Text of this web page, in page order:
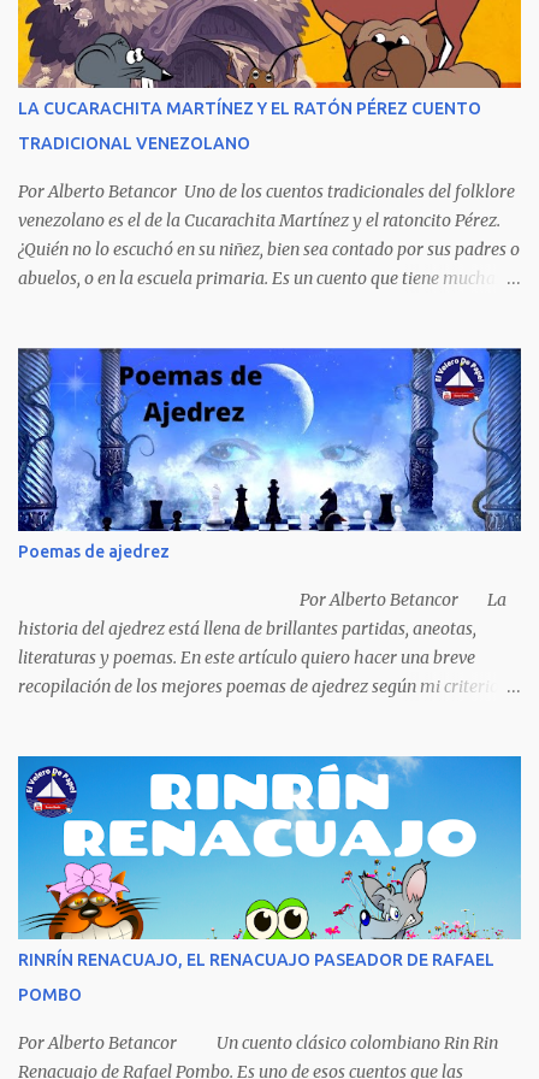
extraordinario contenido y detalla, cambiando los nombres de los
personajes, cuatro crímenes que conmocionaron a la sociedad
venezolana y cuyos presuntos autores quedaron en libertad, pese a
tener la policía pruebas e indicios suficientes de culpabilidad. La
porque refleja los males del poder judicial y de la sociedad
venezolana, tráfico...
LA CUCARACHITA MARTÍNEZ Y EL RATÓN PÉREZ CUENTO
TRADICIONAL VENEZOLANO
Por Alberto Betancor Uno de los cuentos tradicionales del folklore
venezolano es el de la Cucarachita Martínez y el ratoncito Pérez.
¿Quién no lo escuchó en su niñez, bien sea contado por sus padres o
abuelos, o en la escuela primaria. Es un cuento que tiene muchas
hablaban, hace mucho, mucho tiempo, una Cucarachita llamada
Martínez que estaba barriendo el zaguán (porche) de su casa,
cuando vio algo que brillaba, se sorprendió y se emocionó al ver lo
que veían sus ojos, era un mediecito (moneda de cinco céntimos).
La recogió y se preguntó de quien sería, pero al ver que no era de
nadie se la guardó en el bolsillo y siguió barriendo y pensando que
podría comprar, pensó en comprar una casa, pero desecho la idea
porque ya tenía una casa, pensó en un carro (coche), pero desecho
la idea porque no sabía manejar (conducir) al final se le ocurrió
comprarse un vestido y...
Poemas de ajedrez
Por Alberto Betancor La
historia del ajedrez está llena de brillantes partidas, aneotas,
literaturas y poemas. En este artículo quiero hacer una breve
recopilación de los mejores poemas de ajedrez según mi criterio
Borges es uno de los grandes pensadores del Siglo XX, su obra
universal trasciende más allá del premio Nobel de Literatura que le
fue negado por razones políticas, pero como hombre de principios
y sabiendo que sus posturas ideológicas eran un óbice para
obtenerlo, prefirió sus principios que el Nobel. Jorg...
RINRÍN RENACUAJO, EL RENACUAJO PASEADOR DE RAFAEL
POMBO
Por Alberto Betancor Un cuento clásico colombiano Rin Rin
Renacuajo de Rafael Pombo. Es uno de esos cuentos que las